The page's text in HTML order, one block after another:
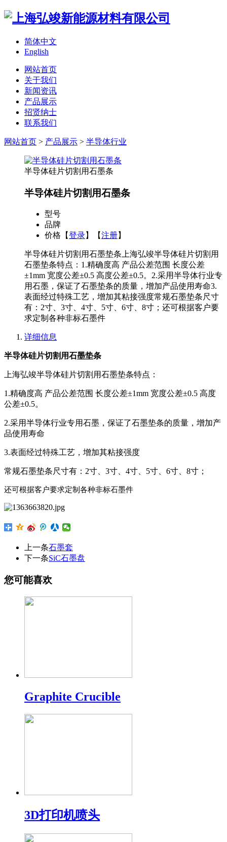
简体中文
English
网站首页
关于我们
新闻资讯
产品展示
招贤纳士
联系我们
网站首页 > 产品展示 > 半导体行业
半导体硅片切割用石墨条
半导体硅片切割用石墨条
型号
品牌
价格 【登录】【注册】
半导体硅片切割用石墨垫条上海弘竣半导体硅片切割用
石墨垫条特点：1.精确度高 产品公差范围 长度公差
±1mm 宽度公差±0.5 高度公差±0.5。2.采用半导体行业专
用石墨，保证了石墨垫条的质量，增加产品使用寿命3.
表面经过特殊工艺，增加其粘接强度常规石墨垫条尺寸
有：2寸、3寸、4寸、5寸、6寸、8寸；还可根据客户要
求定制各种非标石墨件
详细信息
半导体硅片切割用石墨垫条
上海弘竣半导体硅片切割用石墨垫条特点：
1.精确度高 产品公差范围 长度公差±1mm 宽度公差±0.5 高度
公差±0.5。
2.采用半导体行业专用石墨，保证了石墨垫条的质量，增加产
品使用寿命
3.表面经过特殊工艺，增加其粘接强度
常规石墨垫条尺寸有： 2寸、3寸、4寸、5寸、6寸、8寸；
还可根据客户要求定制各种非标石墨件
上一条石墨套
下一条SiC石墨盘
您可能喜欢
Graphite Crucible
3D打印机喷头